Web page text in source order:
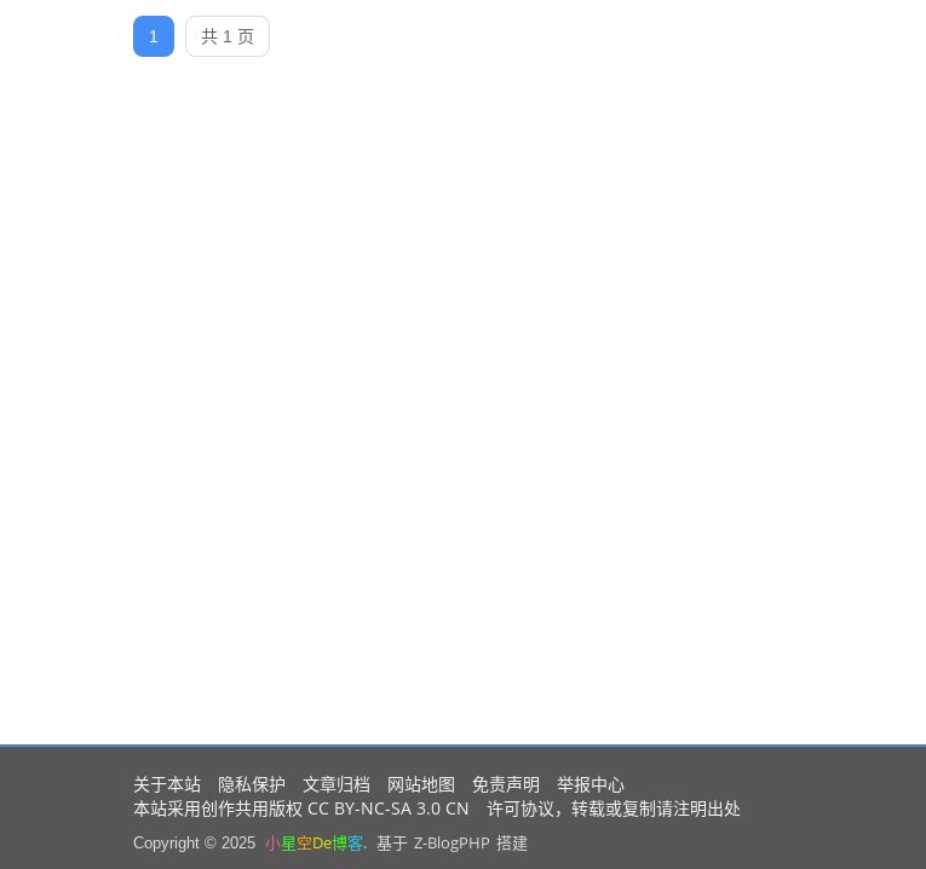
1 共 1 页
关于本站 隐私保护 文章归档 网站地图 免责声明 举报中心
本站采用创作共用版权 CC BY-NC-SA 3.0 CN 许可协议，转载或复制请注明出处
Copyright © 2025 小星空De博客. 基于 Z-BlogPHP 搭建